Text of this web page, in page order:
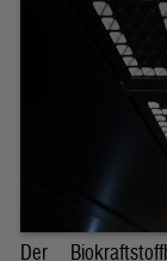
Der